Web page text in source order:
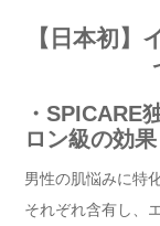
【日本初
・SPICARE
ロン級の効果
男性の肌悩みに特
それぞれ含有し、